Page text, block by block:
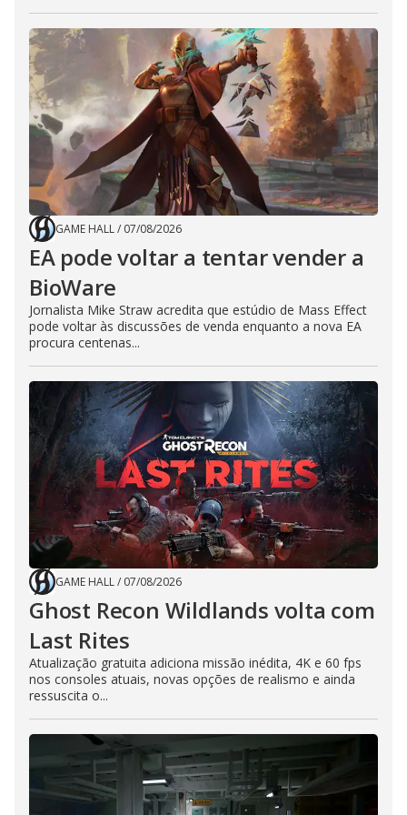
GAME HALL/ 07/08/2026
EA pode voltar a tentar vender a
BioWare
Jornalista Mike Straw acredita que estúdio de Mass Effect
pode voltar às discussões de venda enquanto a nova EA
procura centenas...
GAME HALL/ 07/08/2026
Ghost Recon Wildlands volta com
Last Rites
Atualização gratuita adiciona missão inédita, 4K e 60 fps
nos consoles atuais, novas opções de realismo e ainda
ressuscita o...